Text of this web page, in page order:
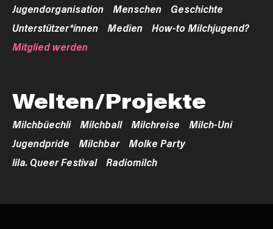
Jugendorganisation Menschen
Geschichte
Unterstützer*innen
Medien
How-to Milchjugend?
Mitglied werden
Welten/Projekte
Milchbüechli Milchball Milchreise
Milch-Uni
Jugendpride
Milchbar
Molke Party
lila. Queer Festival
Radiomilch